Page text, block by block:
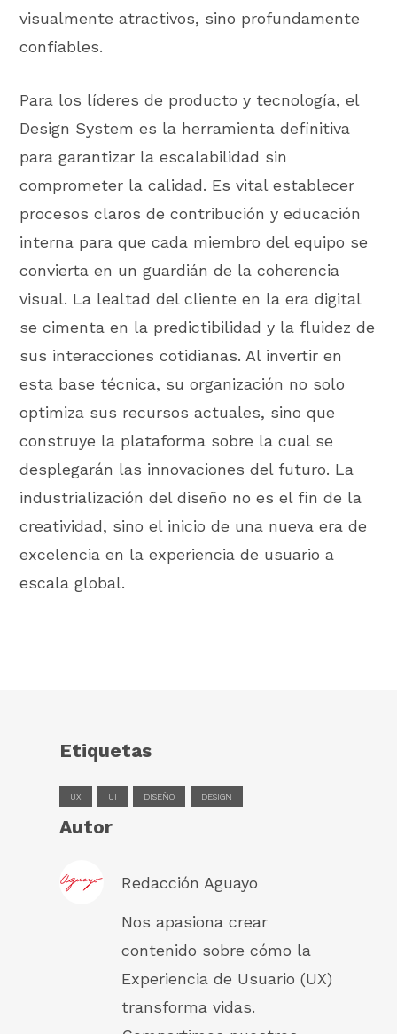
visualmente atractivos, sino profundamente
confiables.
Para los líderes de producto y tecnología, el
Design System es la herramienta definitiva
para garantizar la escalabilidad sin
comprometer la calidad. Es vital establecer
procesos claros de contribución y educación
interna para que cada miembro del equipo se
convierta en un guardián de la coherencia
visual. La lealtad del cliente en la era digital
se cimenta en la predictibilidad y la fluidez de
sus interacciones cotidianas. Al invertir en
esta base técnica, su organización no solo
optimiza sus recursos actuales, sino que
construye la plataforma sobre la cual se
desplegarán las innovaciones del futuro. La
industrialización del diseño no es el fin de la
creatividad, sino el inicio de una nueva era de
excelencia en la experiencia de usuario a
escala global.
Etiquetas
UX UI DISEÑO DESIGN
Autor
Redacción Aguayo
Nos apasiona crear
contenido sobre cómo la
Experiencia de Usuario (UX)
transforma vidas.